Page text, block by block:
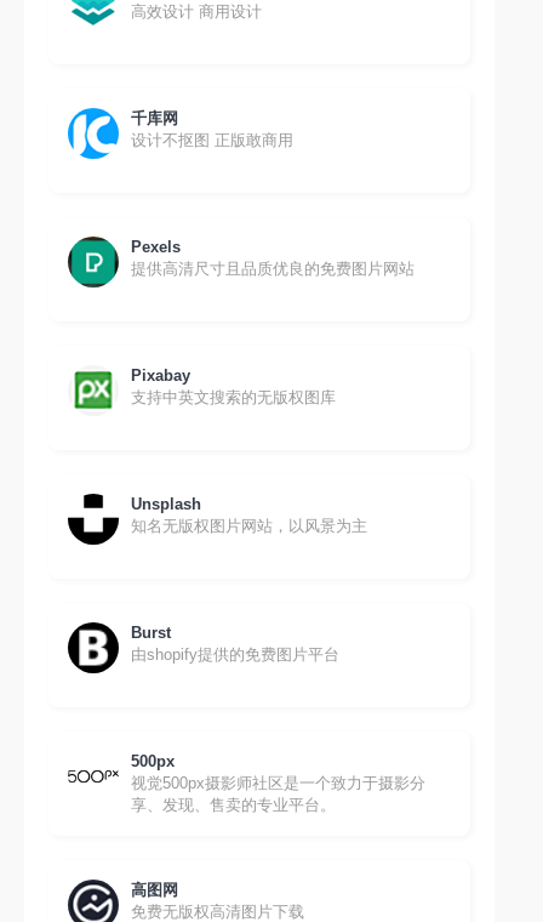
高效设计 商用设计
千库网
设计不抠图 正版敢商用
Pexels
提供高清尺寸且品质优良的免费图片网站
Pixabay
支持中英文搜索的无版权图库
Unsplash
知名无版权图片网站，以风景为主
Burst
由shopify提供的免费图片平台
500px
视觉500px摄影师社区是一个致力于摄影分
享、发现、售卖的专业平台。
高图网
免费无版权高清图片下载